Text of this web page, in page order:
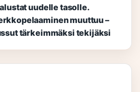
uudelle tasolle.
muuttuu –
tärkeimmäksi tekijäksi